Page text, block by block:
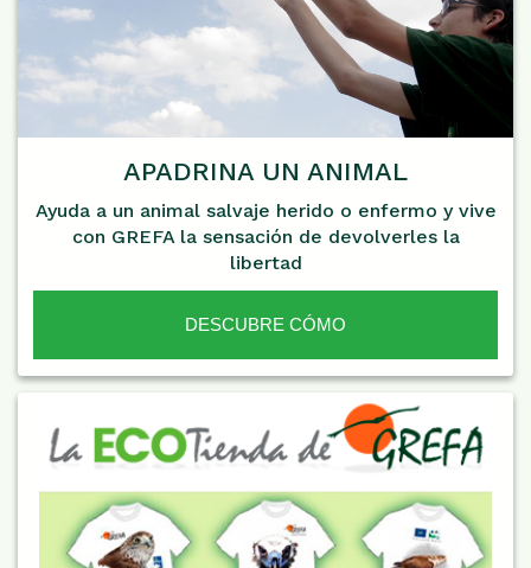
APADRINA UN ANIMAL
Ayuda a un animal salvaje herido o enfermo y vive
con GREFA la sensación de devolverles la
libertad
DESCUBRE CÓMO